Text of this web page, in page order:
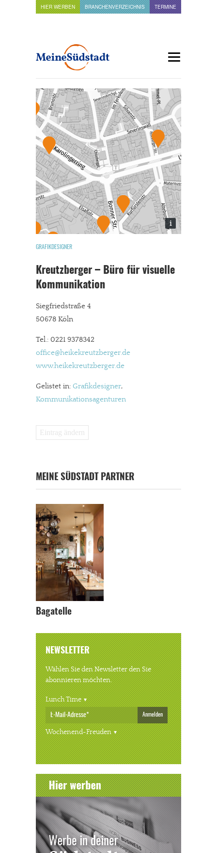
HIER WERBEN BRANCHENVERZEICHNIS TERMINE
i
GRAFIKDESIGNER
Kreutzberger – Büro für visuelle
Kommunikation
Siegfriedstraße 4
50678 Köln
Tel.: 0221 9378342
office@heikekreutzberger.de
www.heikekreutzberger.de
Gelistet in: Grafikdesigner,
Kommunikationsagenturen
Eintrag ändern
MEINE SÜDSTADT PARTNER
Bagatelle
NEWSLETTER
Wählen Sie den Newsletter den Sie
abonnieren möchten.
Lunch Time
Anmelden
Wochenend-Freuden